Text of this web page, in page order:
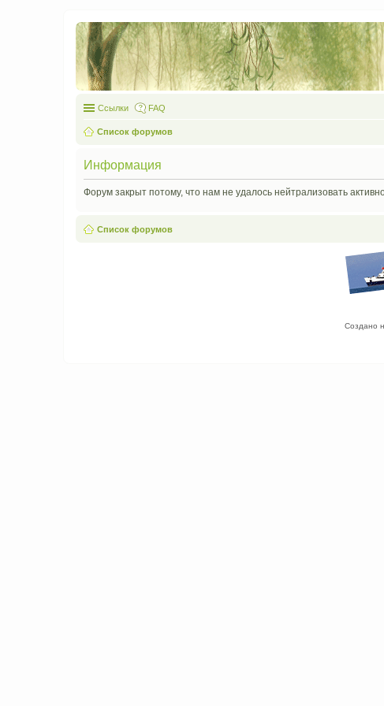
Ссылки FAQ
Список форумов
Информация
Форум закрыт потому, что нам не удалось нейтрализовать
Список форумов
Создано